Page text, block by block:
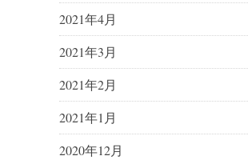
2021年4月
2021年3月
2021年2月
2021年1月
2020年12月